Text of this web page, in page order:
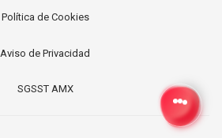
Política de Cookies
Aviso de Privacidad
SGSST AMX